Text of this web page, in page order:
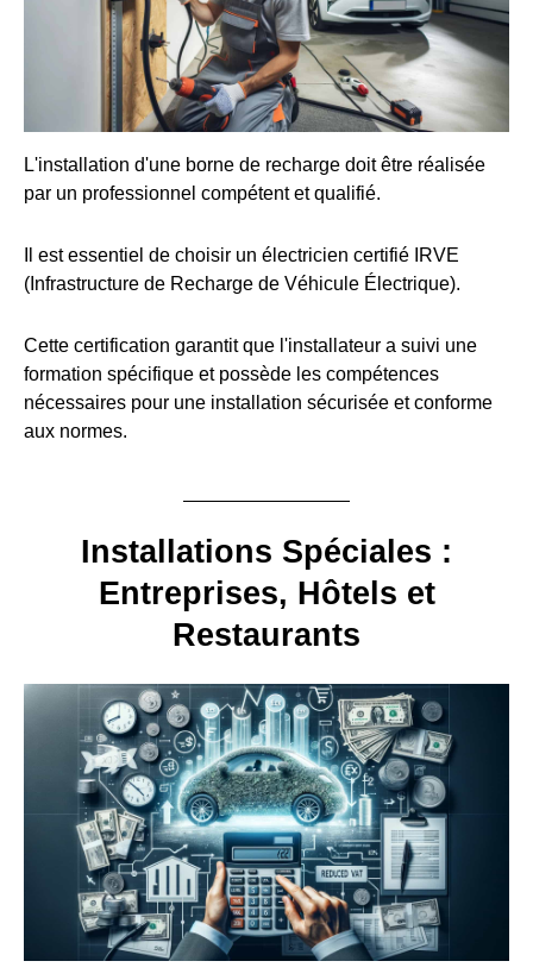
L'installation d'une borne de recharge doit être réalisée
par un professionnel compétent et qualifié.
Il est essentiel de choisir un électricien certifié IRVE
(Infrastructure de Recharge de Véhicule Électrique).
Cette certification garantit que l'installateur a suivi une
formation spécifique et possède les compétences
nécessaires pour une installation sécurisée et conforme
aux normes.
Installations Spéciales :
Entreprises, Hôtels et
Restaurants